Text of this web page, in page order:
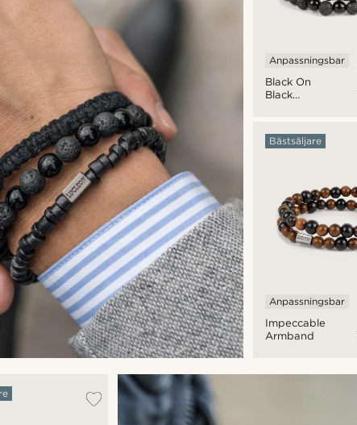
Black On
Black
Anpassningsbar
Impeccable
Armband
Bästsäljare
Anpassningsbar